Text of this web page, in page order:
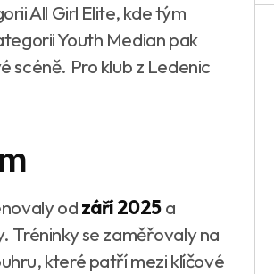
All Girl Elite, kde tým
Youth Median pak
scéně. Pro klub z Ledenic
odzáří 2025a
Tréninky se zaměřovaly na
které patří mezi klíčové